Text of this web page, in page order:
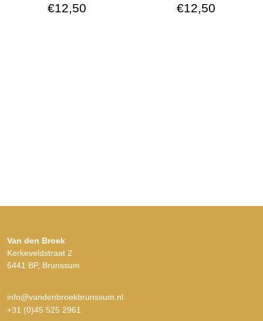
€12,50 €12,50
Van den Broek
Kerkeveldstraat 2
6441 BP, Brunssum
info@vandenbroekbrunssum.nl
+31 (0)45 525 2961